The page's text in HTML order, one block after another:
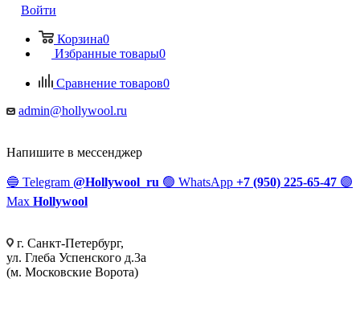
Войти
Корзина0
Избранные товары0
Сравнение товаров0
admin@hollywool.ru
Напишите в мессенджер
🔵 Telegram @Hollywool_ru 🟢 WhatsApp +7 (950) 225-65-47 🟣
Max Hollywool
г. Санкт-Петербург,
ул. Глеба Успенского д.3а
(м. Московские Ворота)